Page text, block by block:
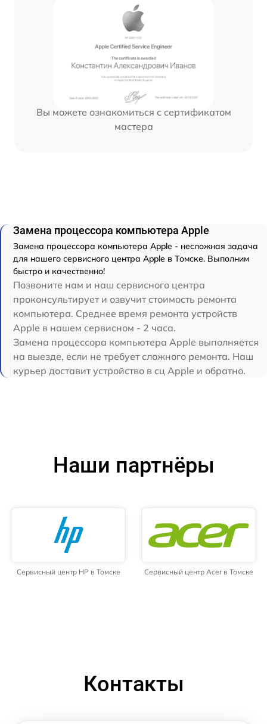
Вы можете ознакомиться с сертификатом
мастера
Замена процессора компьютера Apple
Замена процессора компьютера Apple - несложная задача
для нашего сервисного центра Apple в Томске. Выполним
быстро и качественно!
Позвоните нам и наш сервисного центра
проконсультирует и озвучит стоимость ремонта
компьютера. Среднее время ремонта устройств
Apple в нашем сервисном - 2 часа.
Замена процессора компьютера Apple выполняется
на выезде, если не требует сложного ремонта. Наш
курьер доставит устройство в сц Apple и обратно.
Наши партнёры
Сервисный центр HP в Томске Сервисный центр Acer в Томске
Контакты